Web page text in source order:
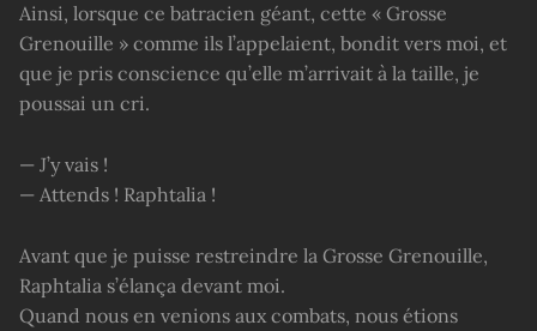
Ainsi, lorsque ce batracien géant, cette « Grosse
Grenouille » comme ils l’appelaient, bondit vers moi, et
que je pris conscience qu’elle m’arrivait à la taille, je
poussai un cri.
— J’y vais !
— Attends ! Raphtalia !
Avant que je puisse restreindre la Grosse Grenouille,
Raphtalia s’élança devant moi.
Quand nous en venions aux combats, nous étions